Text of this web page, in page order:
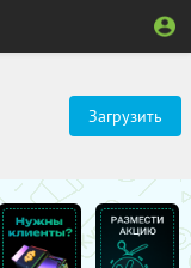
Загрузить